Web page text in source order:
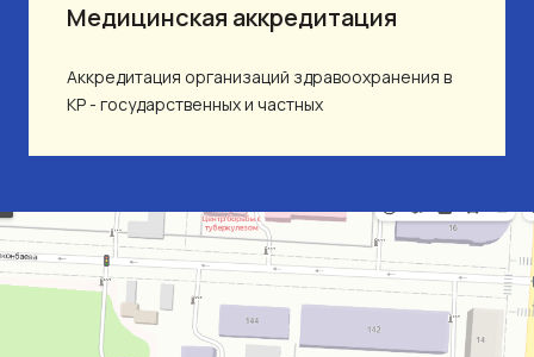
Медицинская аккредитация
Аккредитация организаций здравоохранения в
КР - государственных и частных